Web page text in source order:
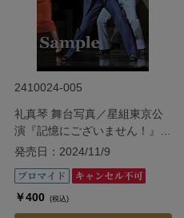
2410024-005
礼真琴 舞台写真／星組東京公
演『記憶にございません！』
『Tiara Azul ―Destino―』
発売日：2024/11/9
￥400 (税込)